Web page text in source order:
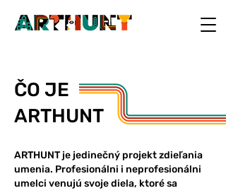
ČO JE
ARTHUNT
ARTHUNT je jedinečný projekt zdieľania
umenia. Profesionálni i neprofesionálni
umelci venujú svoje diela, ktoré sa